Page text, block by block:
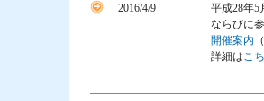
2016/4/9
平成28年5
ならびに
開催案内
詳細はこ